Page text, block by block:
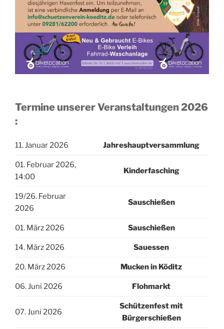
Termine unserer Veranstaltungen 2026
:
11. Januar 2026 Jahreshauptversammlung
01. Februar 2026,
14:00
Kinderfasching
19/26. Februar
2026
Sauschießen
01. März 2026 Sauschießen
14. März 2026 Sauessen
20. März 2026 Mucken in Köditz
06. Juni 2026 Flohmarkt
07. Juni 2026
Schützenfest mit
Bürgerschießen